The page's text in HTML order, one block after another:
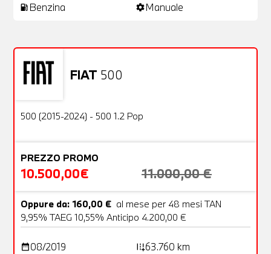
local_gas_station Benzina settingsManuale
FIAT 500
OFFERTA
Usato
500 (2015-2024) - 500 1.2 Pop
PREZZO PROMO
10.500,00€ 11.000,00 €
Oppure da: 160,00 € al mese per 48 mesi TAN
9,95% TAEG 10,55% Anticipo 4.200,00 €
date_range08/2019 add_road63.760 km